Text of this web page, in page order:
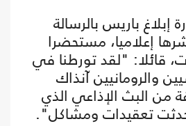
باريس بالرسالة
إعلاميا، مستحضرا
قائلا: "لقد تورطنا في
والرومانيين آنذاك
من البث الإذاعي الذي
تعقيدات ومشاكل".